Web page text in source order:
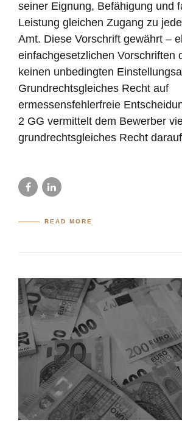
seiner Eignung, Befähigung und
Leistung gleichen Zugang zu
Amt. Diese Vorschrift gewährt –
einfachgesetzlichen Vorschriften
keinen unbedingten
Grundrechtsgleiches Recht auf
ermessensfehlerfreie
2 GG vermittelt dem Bewerber
grundrechtsgleiches Recht
READ MORE